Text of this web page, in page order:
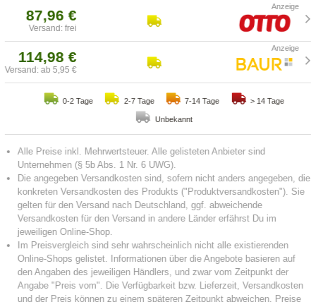
87,96 €
Versand: frei
114,98 €
Versand: ab 5,95 €
0-2 Tage 2-7 Tage 7-14 Tage > 14 Tage
Unbekannt